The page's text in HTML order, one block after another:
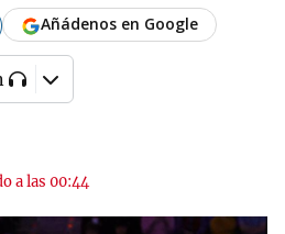
a las 00:44
Añádenos en Google